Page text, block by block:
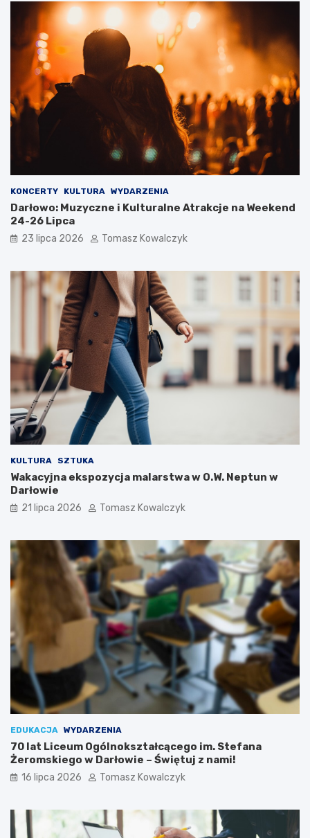
KONCERTY KULTURA WYDARZENIA
Darłowo: Muzyczne i Kulturalne Atrakcje na Weekend
24-26 Lipca
23 lipca 2026 Tomasz Kowalczyk
KULTURA SZTUKA
Wakacyjna ekspozycja malarstwa w O.W. Neptun w
Darłowie
21 lipca 2026 Tomasz Kowalczyk
EDUKACJA WYDARZENIA
70 lat Liceum Ogólnokształcącego im. Stefana
Żeromskiego w Darłowie – Świętuj z nami!
16 lipca 2026 Tomasz Kowalczyk